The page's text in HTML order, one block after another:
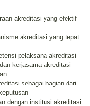
akreditasi yang efektif
akreditasi yang tepat
pelaksana akreditasi
kerjasama akreditasi
sebagai bagian dari
dengan institusi akreditasi